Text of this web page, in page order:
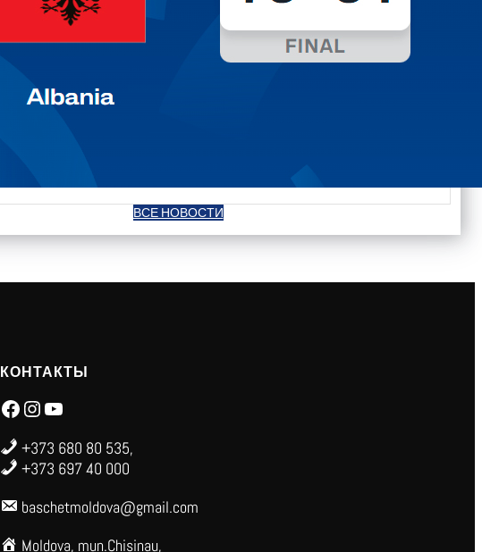
ВСЕ НОВОСТИ
КОНТАКТЫ
Facebook Instagram YouTube
+373 680 80 535,
+373 697 40 000
baschetmoldova@gmail.com
Moldova, mun.Chisinau,